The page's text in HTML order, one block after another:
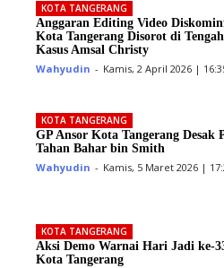
KOTA TANGERANG
Anggaran Editing Video
Kota Tangerang Disorot di Tengah
Kasus Amsal Christy
Wahyudin - Kamis, 2 April 2026 |
KOTA TANGERANG
GP Ansor Kota Tangerang Desak
Tahan Bahar bin Smith
Wahyudin - Kamis, 5 Maret 2026 |
KOTA TANGERANG
Aksi Demo Warnai Hari Jadi ke-
Kota Tangerang